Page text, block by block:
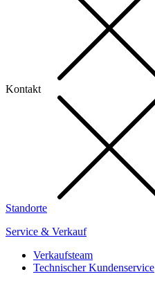
Kontakt
Standorte
Service & Verkauf
Verkaufsteam
Technischer Kundenservice